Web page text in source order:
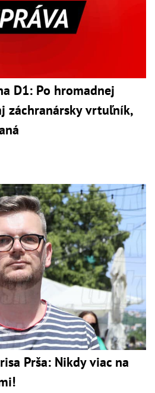
D1: Po hromadnej
záchranársky vrtuľník,
Prša: Nikdy viac na